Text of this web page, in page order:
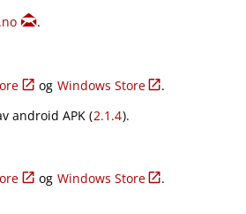
.
og Windows Store
.
android APK (2.1.4).
og Windows Store .